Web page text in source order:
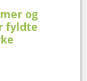
og
fyldte